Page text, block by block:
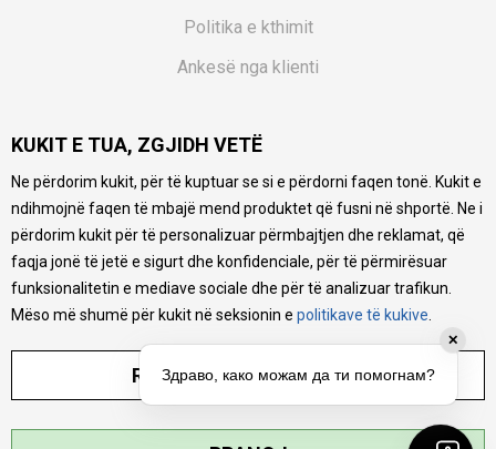
Politika e kthimit
Ankesë nga klienti
Pyetjet më të shpeshta
Ne bëjmë çmos që të ofrojmë një përshkrim sa më të saktë
të produkteve tona, ofrojmë edhe foto e çmimin, por nuk
mund të garantojmë që informacioni është i plotë e pa
gabime. Të gjitha produktet janë pjesë e portfolios sonë, por
kjo nuk do të thotë se janë në gjendje në çdo çast.
KUKIT E TUA, ZGJIDH VETË
Ne përdorim kukit, për të kuptuar se si e përdorni faqen tonë. Kukit e
ndihmojnë faqen të mbajë mend produktet që fusni në shportë. Ne i
përdorim kukit për të personalizuar përmbajtjen dhe reklamat, që
faqja jonë të jetë e sigurt dhe konfidenciale, për të përmirësuar
funksionalitetin e mediave sociale dhe për të analizuar trafikun.
Mëso më shumë për kukit në seksionin e politikave të kukive
RREGULLO PARAMETRAT
✕
Здраво, како можам да ти помогнам?